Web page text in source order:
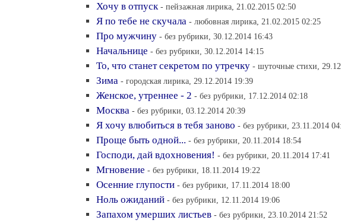
Хочу в отпуск - пейзажная лирика, 21.02.2015 02:50
Я по тебе не скучала - любовная лирика, 21.02.2015 02:25
Про мужчину - без рубрики, 30.12.2014 16:43
Начальнице - без рубрики, 30.12.2014 14:15
То, что станет секретом по утречку - шуточные стихи,
Зима - городская лирика, 29.12.2014 19:39
Женское, утреннее - 2 - без рубрики, 17.12.2014 02:18
Москва - без рубрики, 03.12.2014 20:39
Я хочу влюбиться в тебя заново - без рубрики, 23.11.2014
Проще быть одной... - без рубрики, 20.11.2014 18:54
Господи, дай вдохновения! - без рубрики, 20.11.2014 17:41
Мгновение - без рубрики, 18.11.2014 19:22
Осенние глупости - без рубрики, 17.11.2014 18:00
Ноль ожиданий - без рубрики, 12.11.2014 19:06
Запахом умерших листьев - без рубрики, 23.10.2014 21:52